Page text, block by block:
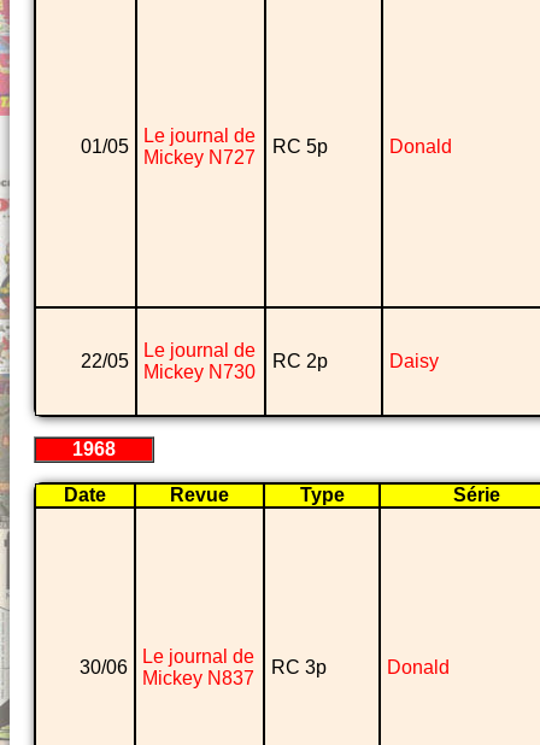
01/05
Le journal de
Mickey N727
RC 5p Donald
22/05
Le journal de
Mickey N730
RC 2p Daisy
1968
Date Revue Type Série
30/06
Le journal de
Mickey N837
RC 3p Donald